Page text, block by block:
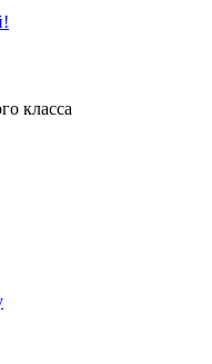
класса